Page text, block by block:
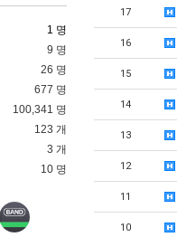
17
16
15
14
13
12
11
10
1 명
9 명
26 명
677 명
100,341 명
123 개
3 개
10 명